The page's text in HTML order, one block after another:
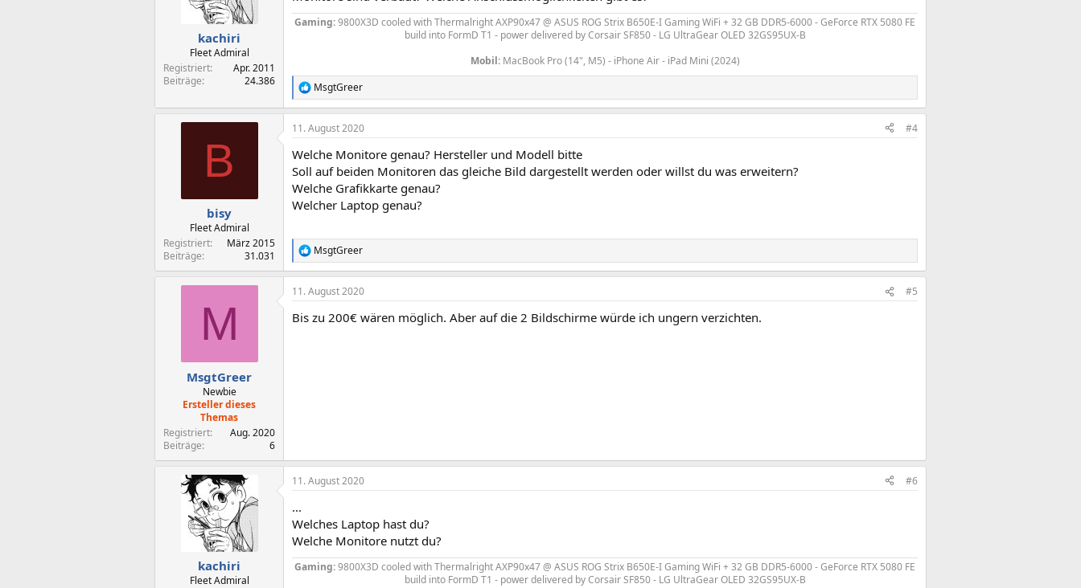
e
kachiri
Fleet Admiral
Registriert
Apr. 2011
Beiträge
24.386
Gaming:9800X3D cooled with Thermalright AXP90x47@ ASUS ROG Strix B650E-I Gaming WiFi + 32 GB DDR5-6000 - GeForce RTX 5080 FE
build into FormD T1 - power delivered byCorsair SF850 - LG UltraGear OLED 32GS95UX-B
Mobil:MacBook Pro (14", M5) - iPhone Air - iPad Mini (2024)
R
e
a
k
i
o
n
e
n
MsgtGreer
B
bisy
Fleet Admiral
Registriert
März 2015
Beiträge
31.031
11. August 2020 #4
Welche Monitore genau? Hersteller und Modell bitte
Soll auf beiden Monitoren das gleiche Bild dargestellt werden oder willst du was erweitern?
Welche Grafikkarte genau?
Welcher Laptop genau?
R
e
a
k
i
MsgtGreer
M
MsgtGreer
Newbie
Ersteller dieses
Themas
Registriert
Aug. 2020
Beiträge
6
11. August 2020 #5
Bis zu 200€ wären möglich. Aber auf die 2 Bildschirme würde ich ungern verzichten.
kachiri
Fleet Admiral
11. August 2020 #6
...
Welches Laptop hast du?
Welche Monitore nutzt du?
Gaming:9800X3D cooled with Thermalright AXP90x47@ ASUS ROG Strix B650E-I Gaming WiFi + 32 GB DDR5-6000 - GeForce RTX 5080 FE
build into FormD T1 - power delivered byCorsair SF850 - LG UltraGear OLED 32GS95UX-B